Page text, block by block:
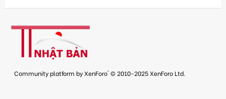
Community platform by XenForo® © 2010-2025 XenForo Ltd.